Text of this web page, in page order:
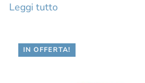
Leggi tutto
IN OFFERTA!